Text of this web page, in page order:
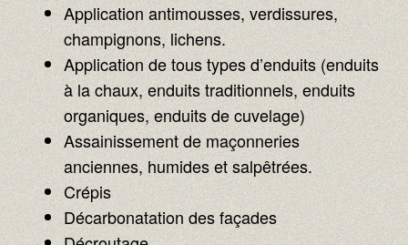
Application antimousses, verdissures,
champignons, lichens.
Application de tous types d’enduits (enduits
à la chaux, enduits traditionnels, enduits
organiques, enduits de cuvelage)
Assainissement de maçonneries
anciennes, humides et salpêtrées.
Crépis
Décarbonatation des façades